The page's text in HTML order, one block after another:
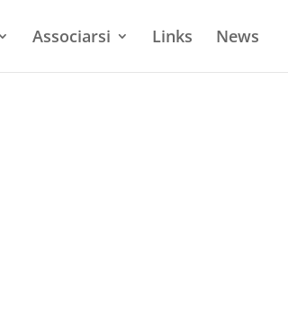
Associarsi Links News